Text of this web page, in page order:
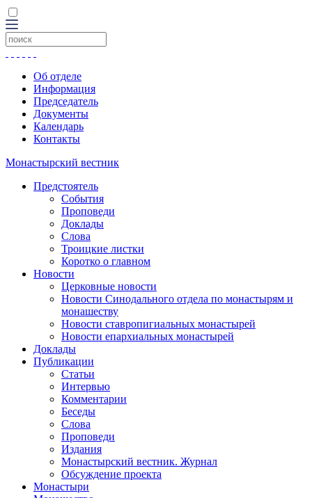
Об отделе
Информация
Председатель
Документы
Календарь
Контакты
Монастырский вестник
Предстоятель
События
Проповеди
Доклады
Слова
Троицкие листки
Коротко о главном
Новости
Церковные новости
Новости Синодального отдела по монастырям и
монашеству
Новости ставропигиальных монастырей
Новости епархиальных монастырей
Доклады
Публикации
Статьи
Интервью
Комментарии
Беседы
Слова
Проповеди
Издания
Монастырский вестник. Журнал
Обсуждение проекта
Монастыри